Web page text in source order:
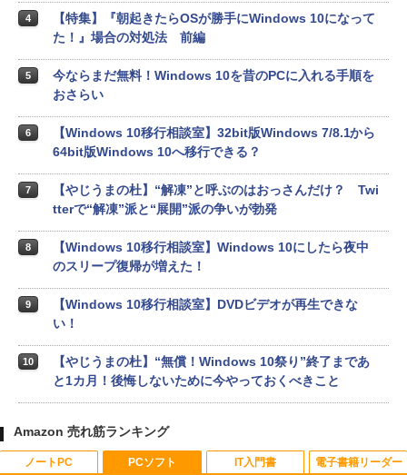
4
【特集】『朝起きたらOSが勝手にWindows 10になって
た！』場合の対処法 前編
5
今ならまだ無料！Windows 10を昔のPCに入れる手順を
おさらい
6
【Windows 10移行相談室】32bit版Windows 7/8.1から
64bit版Windows 10へ移行できる？
7
【やじうまの杜】“解凍”と呼ぶのはおっさんだけ？ Twi
tterで“解凍”派と“展開”派の争いが勃発
8
【Windows 10移行相談室】Windows 10にしたら夜中
のスリープ復帰が増えた！
9
【Windows 10移行相談室】DVDビデオが再生できな
い！
10
【やじうまの杜】“無償！Windows 10祭り”終了まであ
と1カ月！後悔しないために今やっておくべきこと
Amazon 売れ筋ランキング
ノートPC PCソフト IT入門書 電子書籍リーダー